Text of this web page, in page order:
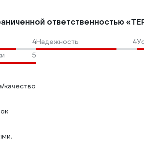
ответственностью
4Надежность 4
5
качество